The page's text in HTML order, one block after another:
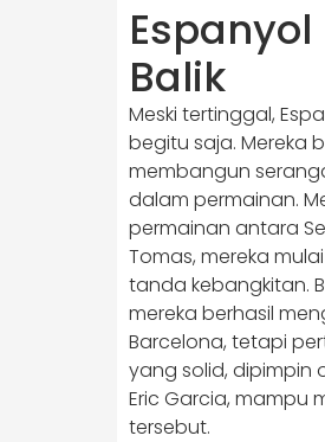
Balik
Meski tertinggal,
begitu saja. Mereka
membangun
dalam permainan.
permainan antara
Tomas, mereka
tanda kebangkitan.
mereka berhasil
Barcelona, tetapi
yang solid, dipimpin
Eric Garcia, mampu
tersebut.